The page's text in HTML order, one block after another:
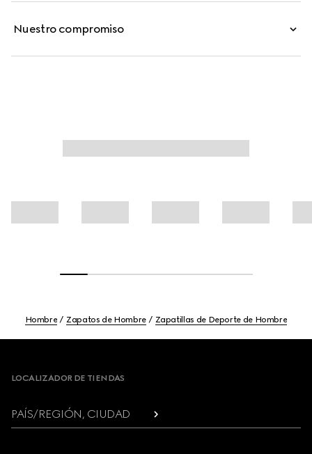
Nuestro compromiso
Hombre Zapatos de Hombre Zapatillas de Deporte de Hombre
LOCALIZADOR DE TIENDAS
PAÍS/REGIÓN, CIUDAD